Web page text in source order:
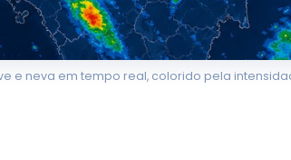
e neva em tempo real, colorido pela